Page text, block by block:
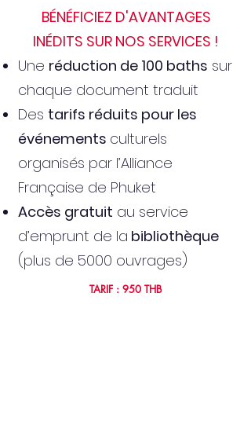
BÉNÉFICIEZ D'AVANTAGES
INÉDITS SUR NOS SERVICES !
Une réduction de 100 baths sur
chaque document traduit
Des tarifs réduits pour les
événements culturels
organisés par l’Alliance
Française de Phuket
Accès gratuit au service
d’emprunt de la bibliothèque
(plus de 5000 ouvrages)
TARIF : 950 THB